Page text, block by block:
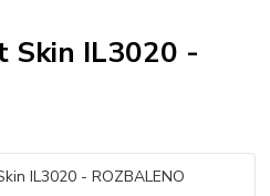
Skin IL3020 -